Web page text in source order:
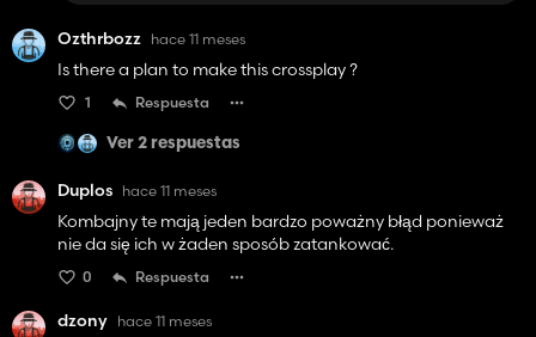
Ozthrbozz hace 11 meses
Is there a plan to make this crossplay ?
1 Respuesta
Ver 2 respuestas
Duplos hace 11 meses
Kombajny te mają jeden bardzo poważny błąd ponieważ
nie da się ich w żaden sposób zatankować.
0 Respuesta
dzony hace 11 meses